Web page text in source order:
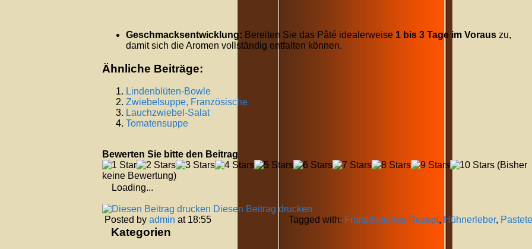
Geschmacksentwicklung: Bereiten Sie das Pâté idealerweise 1 bis 3 Tage im Voraus zu,
damit sich die Aromen vollständig entfalten können.
Ähnliche Beiträge:
Lindenblüten-Bowle
Zwiebelsuppe, Französische
Lauchzwiebel-Salat
Tomatensuppe
Bewerten Sie bitte den Beitrag
(Bisher
keine Bewertung)
Loading...
Diesen Beitrag drucken
Posted by admin at 18:55 Tagged with: Französisches Rezept, Hühnerleber, Pastete
Kategorien